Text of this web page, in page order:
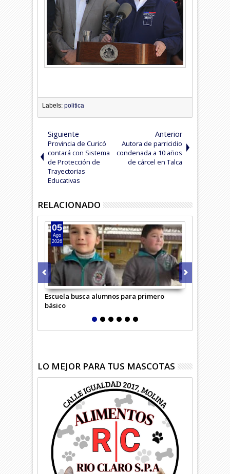
Labels:politica
Siguiente
Provincia de Curicó
contará con Sistema
de Protección de
Trayectorias
Educativas
Anterior
Autora de parricidio
condenada a 10 años
de cárcel en Talca
RELACIONADO
busca alumnos para primero
Adulta mayor bebió soda
04
Ago
2026
LO MEJOR PARA TUS MASCOTAS